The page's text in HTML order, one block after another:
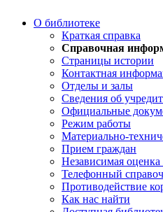
О библиотеке
Краткая справка
Справочная
Страницы истории
Контактная
Отделы и залы
Сведения об
Официальные
Режим работы
Материально-
Прием граждан
Независимая оценка
Телефонный
Противодействие
Как нас найти